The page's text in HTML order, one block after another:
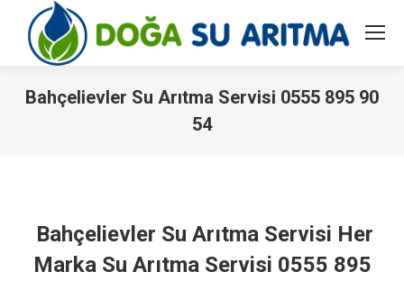
Bahçelievler Su Arıtma Servisi 0555 895 90
54
Bahçelievler Su Arıtma Servisi Her
Marka Su Arıtma Servisi 0555 895